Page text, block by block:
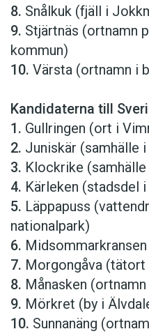
8. Snålkuk (fjäll i
9. Stjärtnäs (ortnamn
kommun)
10. Värsta (ortnamn i
Kandidaterna till
1. Gullringen (ort i
2. Juniskär (samhälle
3. Klockrike
4. Kärleken (stadsdel
5. Läppapuss
nationalpark)
6.
7. Morgongåva (tätort
8. Månasken
9. Mörkret (by i
10. Sunnanäng